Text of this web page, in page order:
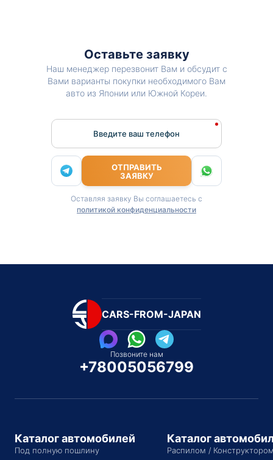
Оставьте заявку
Наш менеджер перезвонит Вам и обсудит с
Вами варианты покупки необходимого Вам
авто из Японии или Южной Кореи.
Введите ваш телефон
ОТПРАВИТЬ
ЗАЯВКУ
Оставляя заявку Вы соглашаетесь с
политикой конфиденциальности
CARS-FROM-JAPAN
Позвоните нам
+78005056799
Каталог автомобилей
Под полную пошлину
Каталог
Распилом /